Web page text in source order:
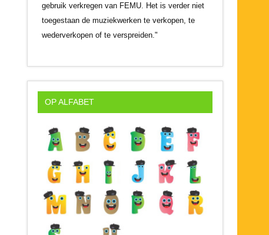
gebruik verkregen van FEMU. Het is verder niet
toegestaan de muziekwerken te verkopen, te
wederverkopen of te verspreiden."
OP ALFABET